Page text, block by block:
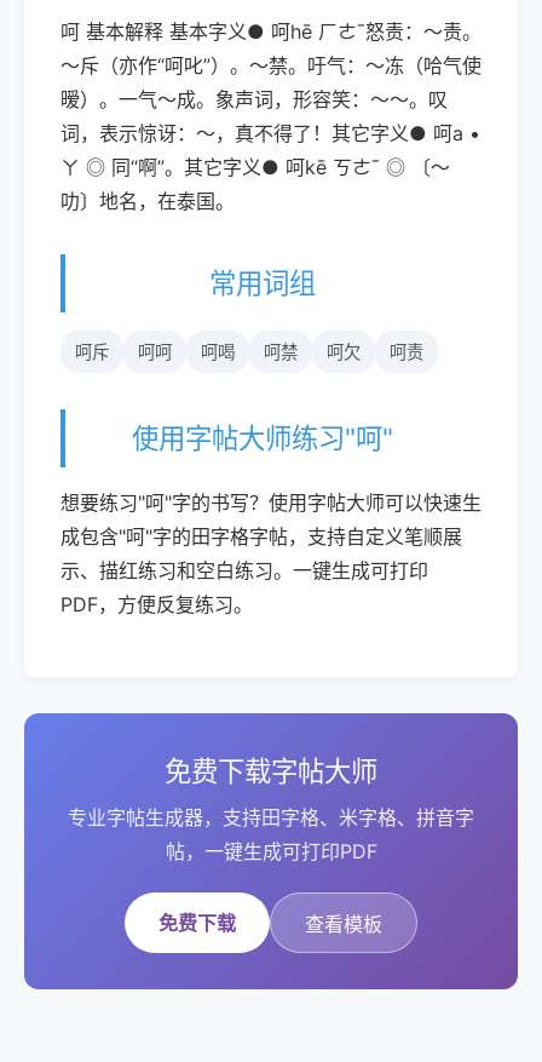
呵 基本解释 基本字义● 呵hē ㄏㄜˉ怒责：～责。
～斥（亦作“呵叱”）。～禁。吁气：～冻（哈气使
暧）。一气～成。象声词，形容笑：～～。叹
词，表示惊讶：～，真不得了！其它字义● 呵a •
ㄚ ◎ 同“啊”。其它字义● 呵kē ㄎㄜˉ ◎ 〔～
叻〕地名，在泰国。
常用词组
呵斥 呵呵 呵喝 呵禁 呵欠 呵责
使用字帖大师练习"呵"
想要练习"呵"字的书写？使用字帖大师可以快速生
成包含"呵"字的田字格字帖，支持自定义笔顺展
示、描红练习和空白练习。一键生成可打印
PDF，方便反复练习。
免费下载字帖大师
专业字帖生成器，支持田字格、米字格、拼音字
帖，一键生成可打印PDF
免费下载 查看模板